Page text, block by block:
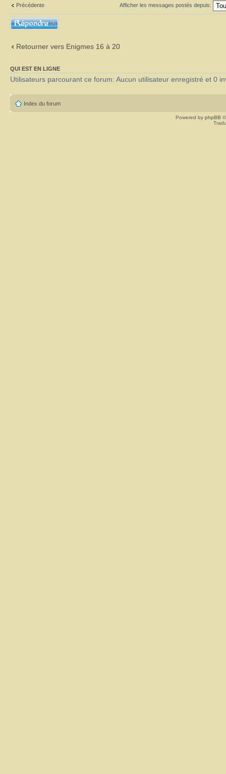
Précédente Afficher les messages postés depuis:
Répondre
Retourner vers Enigmes 16 à 20
QUI EST EN LIGNE
Utilisateurs parcourant ce forum: Aucun utilisateur enregistré et 0
Index du forum
Powered by phpBB